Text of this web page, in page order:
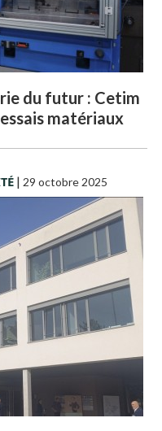
du futur : Cetim
matériaux
| 29 octobre 2025